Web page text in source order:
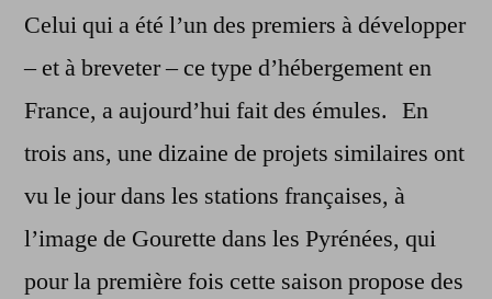
Celui qui a été l’un des premiers à développer
– et à breveter – ce type d’hébergement en
France, a aujourd’hui fait des émules. En
trois ans, une dizaine de projets similaires ont
vu le jour dans les stations françaises, à
l’image de Gourette dans les Pyrénées, qui
pour la première fois cette saison propose des